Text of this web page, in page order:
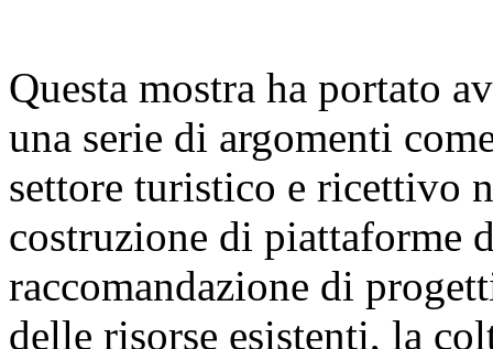
Questa mostra ha portato
una serie di argomenti
settore turistico e ricettivo
costruzione di piattaforme
raccomandazione di
delle risorse esistenti, la